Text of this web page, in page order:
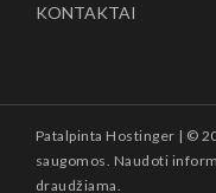
KONTAKTAI
Patalpinta Hostinger | ©
saugomos. Naudoti
draudžiama.